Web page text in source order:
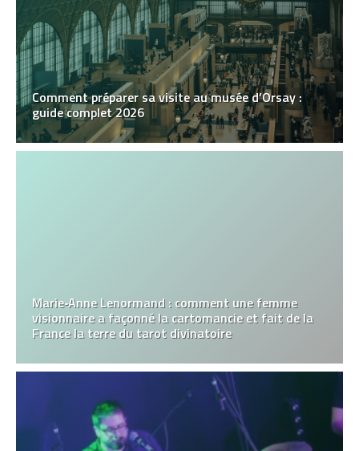
Comment préparer sa visite au musée d’Orsay :
guide complet 2026
Marie‑Anne Lenormand : comment une femme
visionnaire a façonné la cartomancie et fait de la
France la terre du tarot divinatoire